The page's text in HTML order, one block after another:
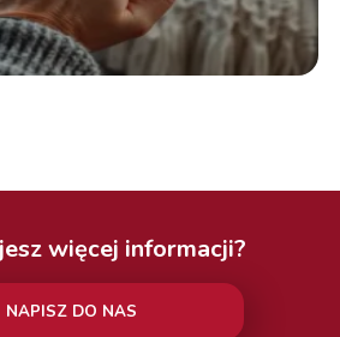
więcej informacji?
NAPISZ DO NAS